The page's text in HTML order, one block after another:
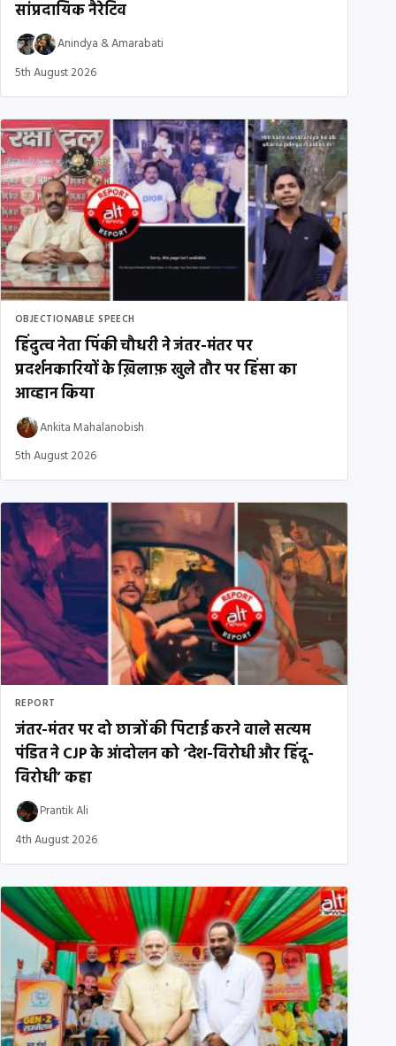
सांप्रदायिक नैरेटिव
Anindya &Amarabati
5th August 2026
OBJECTIONABLE SPEECH
हिंदुत्व नेता पिंकी चौधरी ने जंतर-मंतर पर
प्रदर्शनकारियों के ख़िलाफ़ खुले तौर पर हिंसा का
आव्हान किया
Ankita Mahalanobish
5th August 2026
REPORT
जंतर-मंतर पर दो छात्रों की पिटाई करने वाले सत्यम
पंडित ने CJP के आंदोलन को ‘देश-विरोधी और हिंदू-
विरोधी’ कहा
Prantik Ali
4th August 2026